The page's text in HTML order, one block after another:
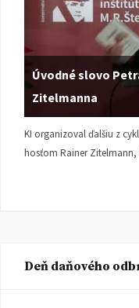
Úvodné slovo
Zitelmanna
KI organizoval ďalšiu z
hosťom Rainer
Deň daňového